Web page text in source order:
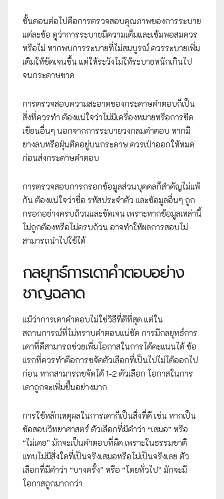
ขั้นตอนต่อไปคือการตรวจสอบคุณภาพของการระบาย
แต่ละข้อ ดูว่าการระบายมีความเต็มและเข้มพอสมควร
หรือไม่ หากพบการระบายที่ไม่สมบูรณ์ ควรระบายเพิ่ม
เติมให้ชัดเจนขึ้น แต่ให้ระวังไม่ให้ระบายหนักเกินไป
จนกระดาษขาด
การตรวจสอบความสะอาดของกระดาษคำตอบก็เป็น
สิ่งที่ควรทำ ต้องแน่ใจว่าไม่มีเครื่องหมายหรือการขีด
เขียนอื่นๆ นอกจากการระบายวงกลมคำตอบ หากมี
ยางลบหรือฝุ่นติดอยู่บนกระดาษ ควรเป่าออกให้หมด
ก่อนส่งกระดาษคำตอบ
การตรวจสอบการกรอกข้อมูลส่วนบุคคลก็สำคัญไม่แพ้
กัน ต้องแน่ใจว่าชื่อ รหัสประจำตัว และข้อมูลอื่นๆ ถูก
กรอกอย่างครบถ้วนและชัดเจน เพราะหากข้อมูลเหล่านี้
ไม่ถูกต้องหรือไม่ครบถ้วน อาจทำให้ผลการสอบไม่
สามารถนำไปใช้ได้
กลยุทธ์การเดาคำตอบอย่าง
ชาญฉลาด
แม้ว่าการเดาคำตอบไม่ใช่วิธีที่ดีที่สุด แต่ใน
สถานการณ์ที่ไม่ทราบคำตอบแน่ชัด การมีกลยุทธ์การ
เดาที่ดีสามารถช่วยเพิ่มโอกาสในการได้คะแนนได้ ข้อ
แรกที่ควรทำคือการขจัดตัวเลือกที่เป็นไปไม่ได้ออกไป
ก่อน หากสามารถขจัดได้ 1-2 ตัวเลือก โอกาสในการ
เดาถูกจะเพิ่มขึ้นอย่างมาก
การใช้หลักเหตุผลในการเดาก็เป็นสิ่งที่ดี เช่น หากเป็น
ข้อสอบวิทยาศาสตร์ ตัวเลือกที่มีคำว่า “เสมอ” หรือ
“ไม่เคย” มักจะเป็นคำตอบที่ผิด เพราะในธรรมชาติ
แทบไม่มีสิ่งใดที่เป็นจริงเสมอหรือไม่เป็นจริงเลย ตัว
เลือกที่มีคำว่า “บางครั้ง” หรือ “โดยทั่วไป” มักจะมี
โอกาสถูกมากกว่า